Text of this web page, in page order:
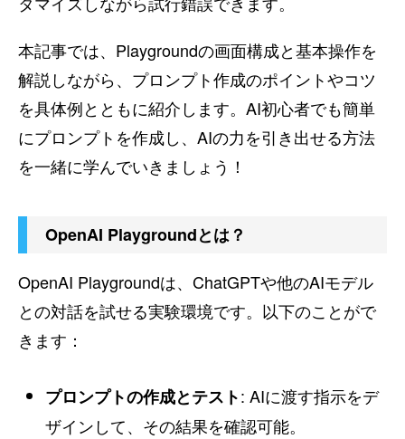
本記事では、Playgroundの画面構成と基本操作を
解説しながら、プロンプト作成のポイントやコツ
を具体例とともに紹介します。AI初心者でも簡単
にプロンプトを作成し、AIの力を引き出せる方法
を一緒に学んでいきましょう！
OpenAI Playgroundとは？
OpenAI Playgroundは、ChatGPTや他のAIモデル
との対話を試せる実験環境です。以下のことがで
きます：
プロンプトの作成とテスト: AIに渡す指示をデ
ザインして、その結果を確認可能。